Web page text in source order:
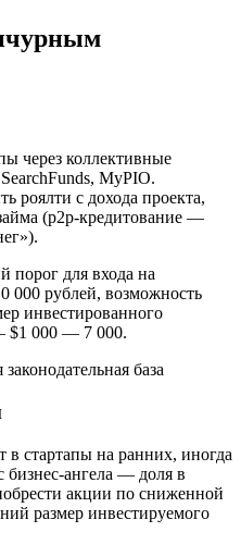
через коллективные
MyPIO.
роялти с дохода проекта,
(p2p-кредитование —
порог для входа на
рублей, возможность
инвестированного
$1 000 — 7 000.
база
стартапы на ранних, иногда
бизнес-ангела — доля в
акции по сниженной
размер инвестируемого